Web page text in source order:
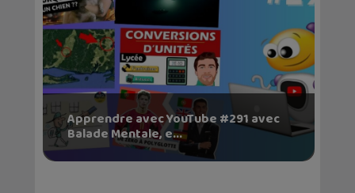
Apprendre avec YouTube #291 avec
Balade Mentale, e...